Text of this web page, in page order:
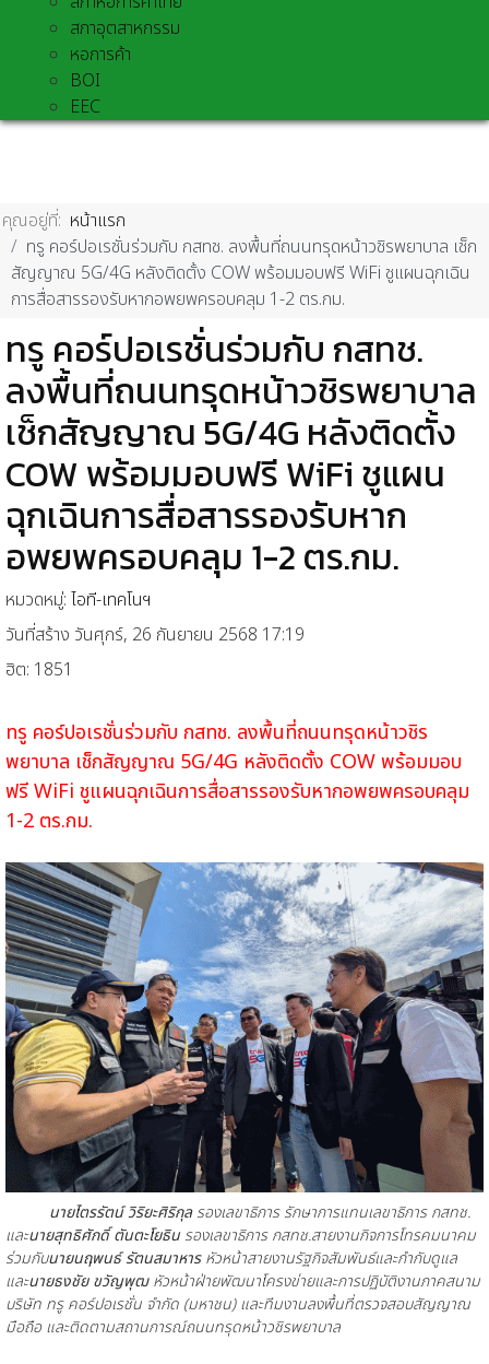
สภาอุตสาหกรรม
หอการค้า
BOI
EEC
คุณอยู่ที่: หน้าแรก
ทรู คอร์ปอเรชั่นร่วมกับ กสทช. ลงพื้นที่ถนนทรุดหน้าวชิรพยาบาล เช็ก
สัญญาณ 5G/4G หลังติดตั้ง COW พร้อมมอบฟรี WiFi ชูแผนฉุกเฉิน
การสื่อสารรองรับหากอพยพครอบคลุม 1-2 ตร.กม.
ทรู คอร์ปอเรชั่นร่วมกับ กสทช.
ลงพื้นที่ถนนทรุดหน้าวชิรพยาบาล
เช็กสัญญาณ 5G/4G หลังติดตั้ง
COW พร้อมมอบฟรี WiFi ชูแผน
ฉุกเฉินการสื่อสารรองรับหาก
อพยพครอบคลุม 1-2 ตร.กม.
หมวดหมู่: ไอที-เทคโนฯ
วันที่สร้าง วันศุกร์, 26 กันยายน 2568 17:19
ฮิต: 1851
ทรู คอร์ปอเรชั่นร่วมกับ กสทช. ลงพื้นที่ถนนทรุดหน้าวชิร
พยาบาล เช็กสัญญาณ 5G/4G หลังติดตั้ง COW พร้อมมอบ
ฟรี WiFi ชูแผนฉุกเฉินการสื่อสารรองรับหากอพยพครอบคลุม
1-2 ตร.กม.
นายไตรรัตน์ วิริยะศิริกุลรองเลขาธิการ รักษาการแทนเลขาธิการ กสทช.
และนายสุทธิศักดิ์ ตันตะโยธินรองเลขาธิการ กสทช.สายงานกิจการโทรคมนาคม
ร่วมกับนายนฤพนธ์ รัตนสมาหารหัวหน้าสายงานรัฐกิจสัมพันธ์และกำกับดูแล
และนายธงชัย ขวัญพุฒหัวหน้าฝ่ายพัฒนาโครงข่ายและการปฏิบัติงานภาคสนาม
บริษัท ทรู คอร์ปอเรชั่น จำกัด (มหาชน) และทีมงานลงพื้นที่ตรวจสอบสัญญาณ
มือถือ และติดตามสถานการณ์ถนนทรุดหน้าวชิรพยาบาล